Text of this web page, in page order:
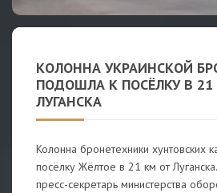
КОЛОННА УКРАИНСКОЙ
ПОДОШЛА К ПОСЁЛКУ В
ЛУГАНСКА
Колонна бронетехники хунтовских
посёлку Жёлтое в 21 км от
пресс-секретарь министерства